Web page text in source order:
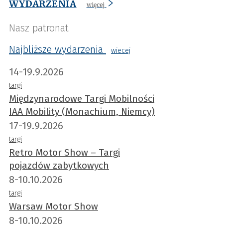
producenci stawiają coraz większe
rozwiązań.
WYDARZENIA więcej
Nasz patronat
Najbliższe wydarzenia
wiecej
14-19.9.2026
targi
Międzynarodowe Targi Mobilności
IAA Mobility (Monachium, Niemcy)
17-19.9.2026
targi
Retro Motor Show – Targi
pojazdów zabytkowych
8-10.10.2026
targi
Warsaw Motor Show
8-10.10.2026